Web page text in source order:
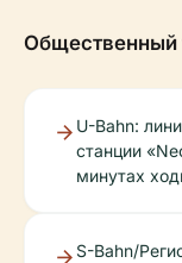
Общественный
U-Bahn:
станции
минутах
S-Bahn/